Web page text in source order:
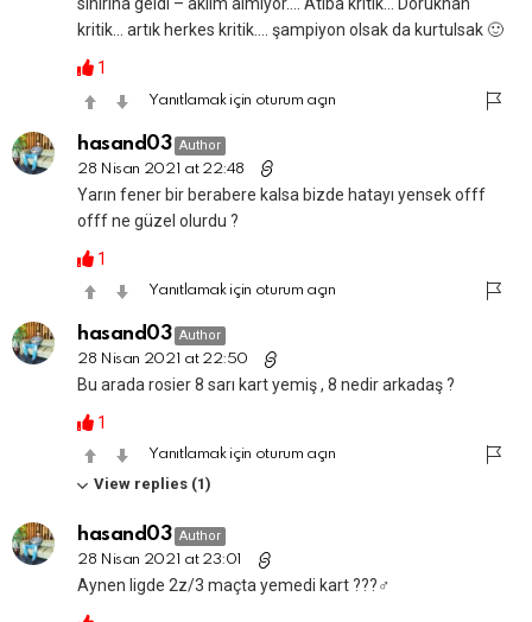
sınırına geldi – aklım almıyor…. Atiba kritik… Dorukhan
kritik… artık herkes kritik…. şampiyon olsak da kurtulsak 🙂
1
Yanıtlamak için oturum açın
hasand03 Author
28 Nisan 2021 at 22:48
Yarın fener bir berabere kalsa bizde hatayı yensek offf
offf ne güzel olurdu ?
1
Yanıtlamak için oturum açın
hasand03 Author
28 Nisan 2021 at 22:50
Bu arada rosier 8 sarı kart yemiş , 8 nedir arkadaş ?
1
Yanıtlamak için oturum açın
View replies (1)
hasand03 Author
28 Nisan 2021 at 23:01
Aynen ligde 2z/3 maçta yemedi kart ???‍♂️